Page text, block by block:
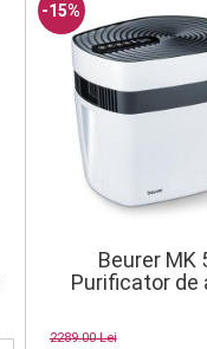
-15%
Beurer MK
Purificator de
2289.00 Lei